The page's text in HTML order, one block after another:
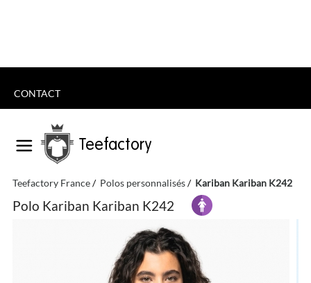
CONTACT
Teefactory
Teefactory France Polos personnalisés Kariban Kariban K242
Polo Kariban Kariban K242